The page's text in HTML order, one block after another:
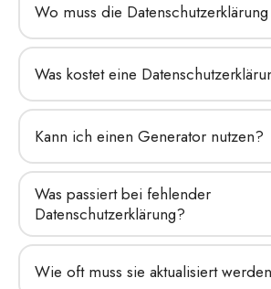
Wo muss die
Was kostet eine
Kann ich einen Generator nutzen?
Was passiert bei fehlender
Datenschutzerklärung?
Wie oft muss sie aktualisiert